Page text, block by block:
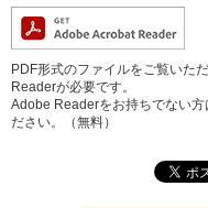
PDF形式のファイルをご覧いた
Readerが必要です。
Adobe Readerをお持ちでない方
ださい。（無料）